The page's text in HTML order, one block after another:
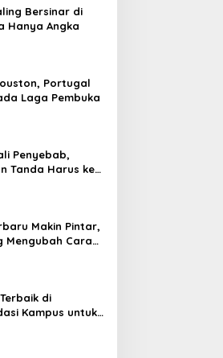
Bersinar di
Hanya Angka
Portugal
Laga Pembuka
Penyebab,
Tanda Harus ke
Makin Pintar,
Mengubah Cara
di
Kampus untuk